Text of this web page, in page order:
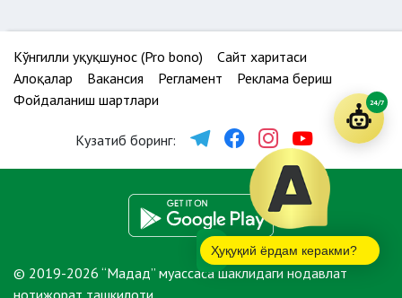
Кўнгилли ҳуқуқшунос (Pro bono)
Сайт харитаси
Алоқалар
Вакансия Регламент
Реклама бериш
Фойдаланиш шартлари
Кузатиб боринг:
© 2019-2026 “Мадад” муассаса шаклидаги нодавлат
Ҳуқуқий ёрдам керакми?
24/7